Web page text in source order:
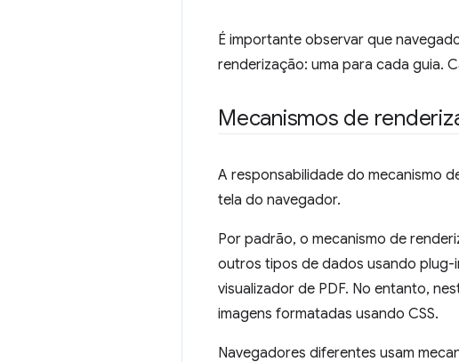
É importante observar que
renderização: uma para cada guia.
Mecanismos de
A responsabilidade do mecanismo
tela do navegador.
Por padrão, o mecanismo de
outros tipos de dados usando plug-
visualizador de PDF. No entanto,
imagens formatadas usando CSS.
Navegadores diferentes usam